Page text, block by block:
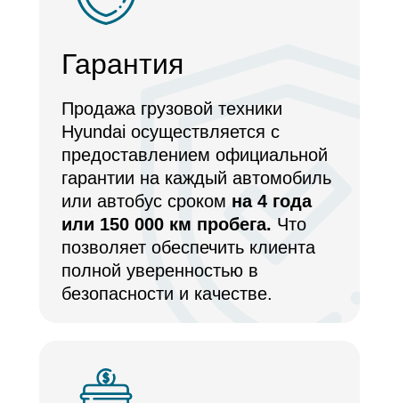
Гарантия
Продажа грузовой техники
Hyundai осуществляется с
предоставлением официальной
гарантии на каждый автомобиль
или автобус сроком на 4 года
или 150 000 км пробега. Что
позволяет обеспечить клиента
полной уверенностью в
безопасности и качестве.